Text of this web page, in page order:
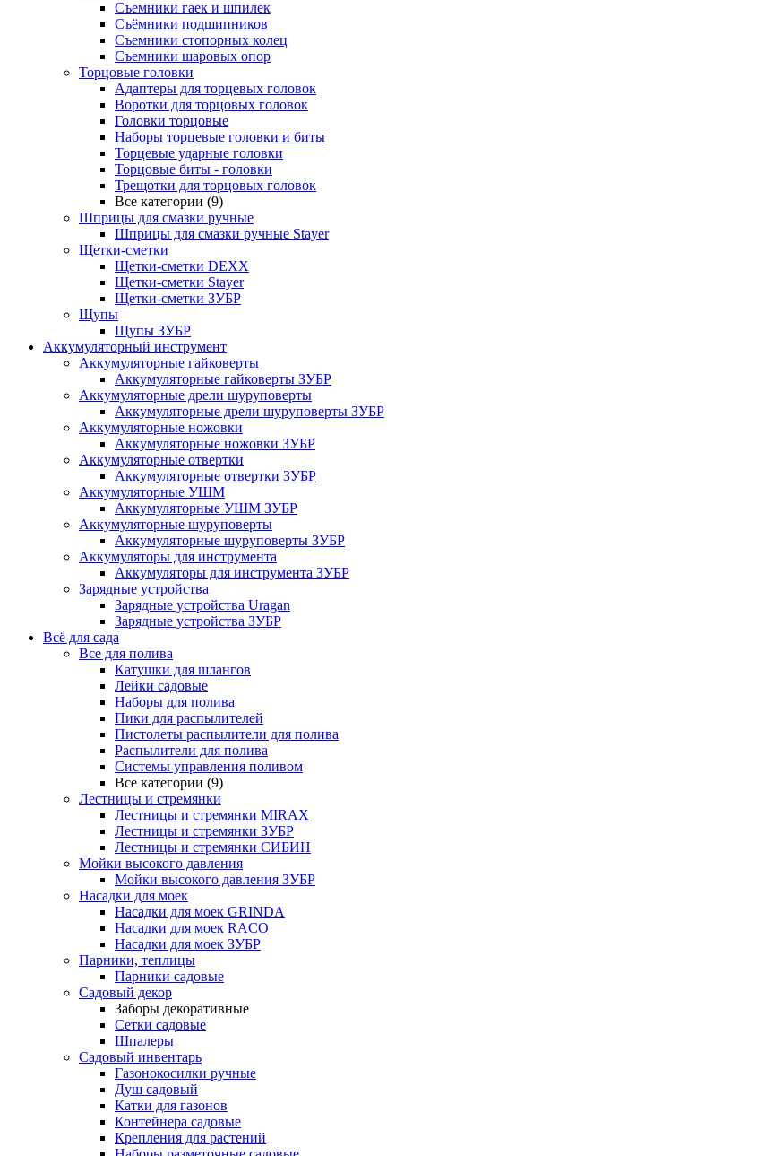
Съемники гаек и шпилек
Съёмники подшипников
Съемники стопорных колец
Съемники шаровых опор
Торцовые головки
Адаптеры для торцевых головок
Воротки для торцовых головок
Головки торцовые
Наборы торцевые головки и биты
Торцевые ударные головки
Торцовые биты - головки
Трещотки для торцовых головок
Все категории (9)
Шприцы для смазки ручные
Шприцы для смазки ручные Stayer
Щетки-сметки
Щетки-сметки DEXX
Щетки-сметки Stayer
Щетки-сметки ЗУБР
Щупы
Щупы ЗУБР
Аккумуляторный инструмент
Аккумуляторные гайковерты
Аккумуляторные гайковерты ЗУБР
Аккумуляторные дрели шуруповерты
Аккумуляторные дрели шуруповерты ЗУБР
Аккумуляторные ножовки
Аккумуляторные ножовки ЗУБР
Аккумуляторные отвертки
Аккумуляторные отвертки ЗУБР
Аккумуляторные УШМ
Аккумуляторные УШМ ЗУБР
Аккумуляторные шуруповерты
Аккумуляторные шуруповерты ЗУБР
Аккумуляторы для инструмента
Аккумуляторы для инструмента ЗУБР
Зарядные устройства
Зарядные устройства Uragan
Зарядные устройства ЗУБР
Всё для сада
Все для полива
Катушки для шлангов
Лейки садовые
Наборы для полива
Пики для распылителей
Пистолеты распылители для полива
Распылители для полива
Системы управления поливом
Все категории (9)
Лестницы и стремянки
Лестницы и стремянки MIRAX
Лестницы и стремянки ЗУБР
Лестницы и стремянки СИБИН
Мойки высокого давления
Мойки высокого давления ЗУБР
Насадки для моек
Насадки для моек GRINDA
Насадки для моек RACO
Насадки для моек ЗУБР
Парники, теплицы
Парники садовые
Садовый декор
Заборы декоративные
Сетки садовые
Шпалеры
Садовый инвентарь
Газонокосилки ручные
Душ садовый
Катки для газонов
Контейнера садовые
Крепления для растений